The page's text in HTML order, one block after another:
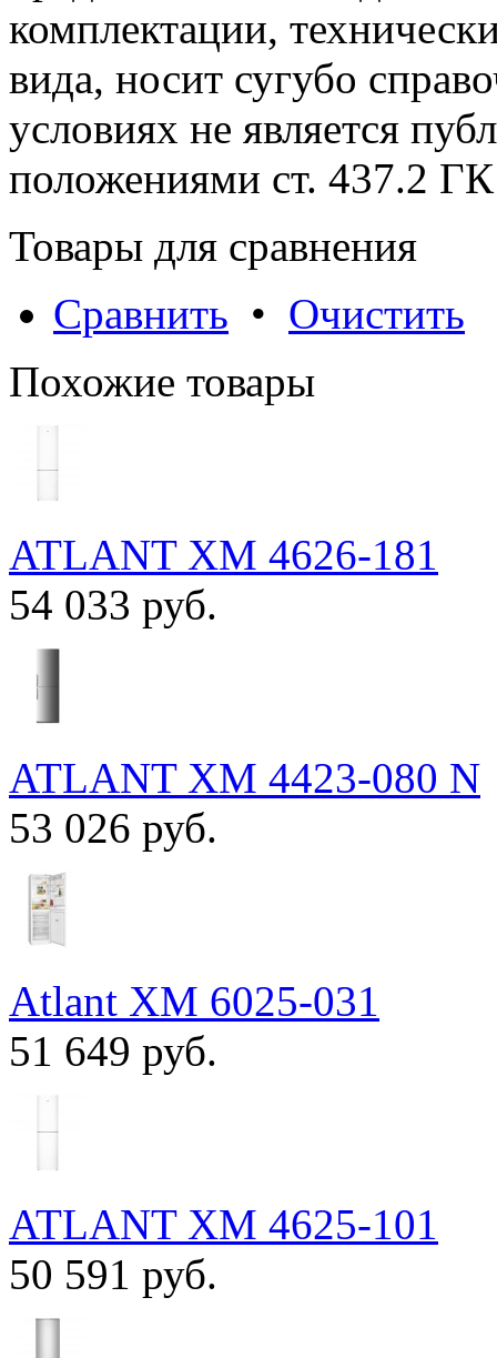
комплектации,
вида, носит сугубо
условиях не является
положениями cт. 437.2
Товары для сравнения
Сравнить • Очистить
Похожие товары
ATLANT ХМ 4626-181
54 033 руб.
ATLANT ХМ 4423-080 N
53 026 руб.
Atlant ХМ 6025-031
51 649 руб.
ATLANT ХМ 4625-101
50 591 руб.